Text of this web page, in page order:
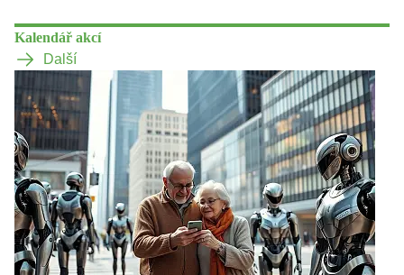
Kalendář akcí
Další